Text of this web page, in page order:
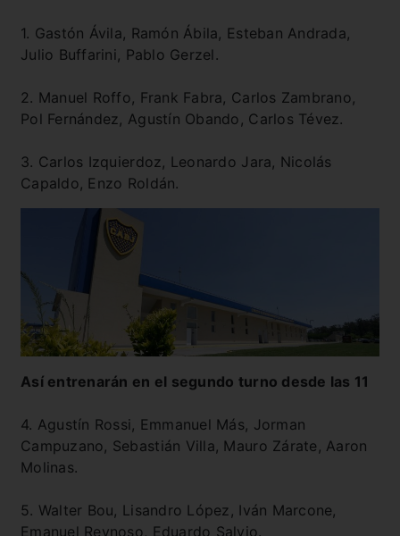
1. Gastón Ávila, Ramón Ábila, Esteban Andrada,
Julio Buffarini, Pablo Gerzel.
2. Manuel Roffo, Frank Fabra, Carlos Zambrano,
Pol Fernández, Agustín Obando, Carlos Tévez.
3. Carlos Izquierdoz, Leonardo Jara, Nicolás
Capaldo, Enzo Roldán.
Así entrenarán en el segundo turno desde las 11
4. Agustín Rossi, Emmanuel Más, Jorman
Campuzano, Sebastián Villa, Mauro Zárate, Aaron
Molinas.
5. Walter Bou, Lisandro López, Iván Marcone,
Emanuel Reynoso, Eduardo Salvio.